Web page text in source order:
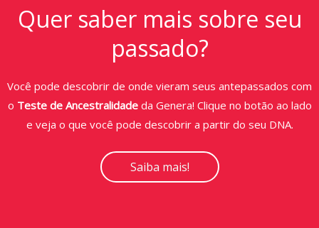
Quer saber mais sobre seu
passado?
Você pode descobrir de onde vieram seus antepassados com
o Teste de Ancestralidadeda Genera! Clique no botão ao lado
e veja o que você pode descobrir a partir do seu DNA.
Saiba mais!